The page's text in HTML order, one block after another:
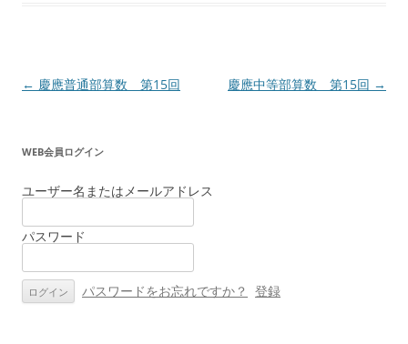
投
ビ
ゲ
シ
ン
← 慶應普通部算数 第15回 慶應中等部算数 第15回 →
WEB会員ログイン
ユーザー名またはメールアドレス
パスワード
パスワードをお忘れですか？ 登録